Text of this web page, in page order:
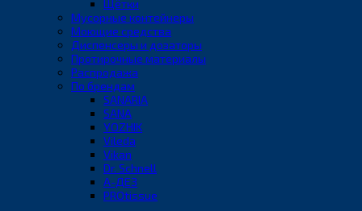
Щётки
Мусорные контейнеры
Моющие средства
Диспенсеры и дозаторы
Протирочные материалы
Распродажа
По брендам
SANARIA
SANA
YOZHIK
Vileda
Vikan
Dr. Schnell
А-ДЕЗ
PROtissue